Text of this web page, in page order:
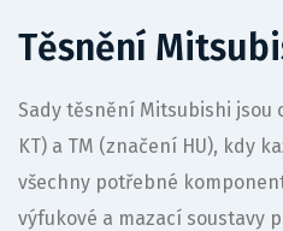
Těsnění
Sady těsnění Mitsubishi jsou
KT) a TM (značení HU), kdy
všechny potřebné
výfukové a mazací soustavy